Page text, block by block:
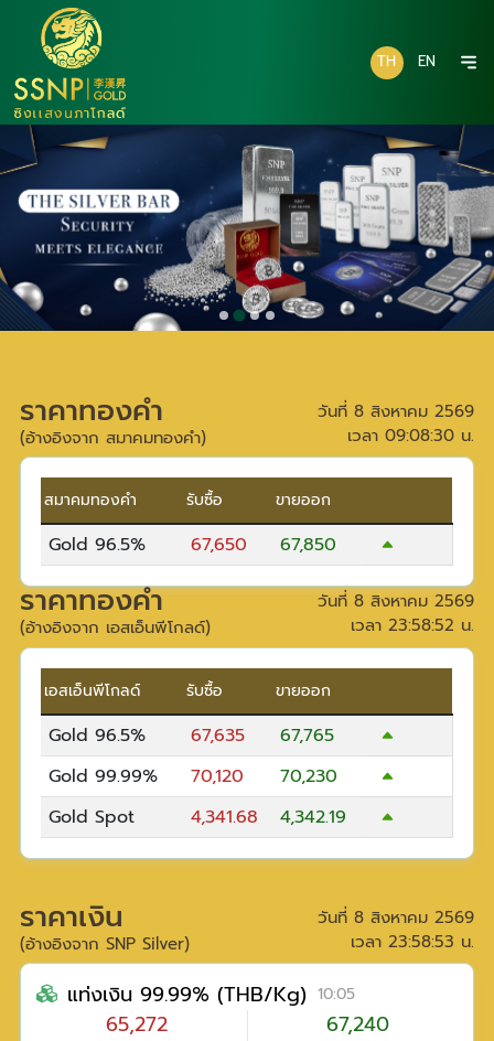
TH EN
ราคาทองคำ
(อ้างอิงจาก สมาคมทองคำ)
วันที่ 8 สิงหาคม 2569
เวลา 09:08:30น.
สมาคมทองคำ รับซื้อ ขายออก
Gold 96.5% 67,650 67,850
ราคาทองคำ
(อ้างอิงจาก เอสเอ็นพีโกลด์)
วันที่ 8 สิงหาคม 2569
เวลา 23:58:52 น.
เอสเอ็นพีโกลด์ รับซื้อ ขายออก
Gold 96.5% 67,635
67,765
Gold 99.99%
70,120
70,230
Gold Spot
4,341.68 4,342.19
ราคาเงิน
(อ้างอิงจาก SNP Silver)
วันที่ 8 สิงหาคม 2569
เวลา 23:58:53 น.
แท่งเงิน 99.99% (THB/Kg) 10:05
65,272
67,240